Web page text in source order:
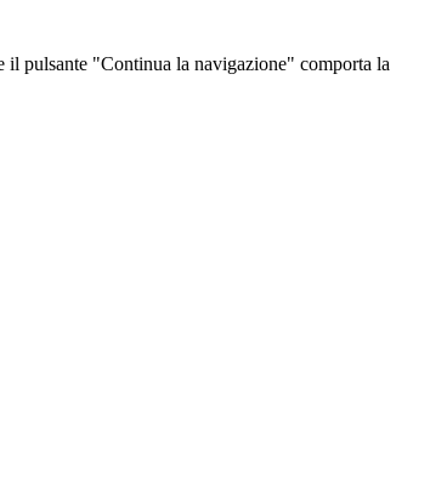
il pulsante "Continua la navigazione" comporta la